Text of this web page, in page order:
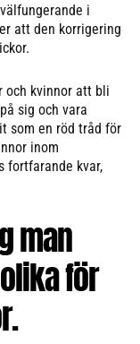
i
att den korrigering
och kvinnor att bli
sig och vara
som en röd tråd för
inom
fortfarande kvar,
man
för